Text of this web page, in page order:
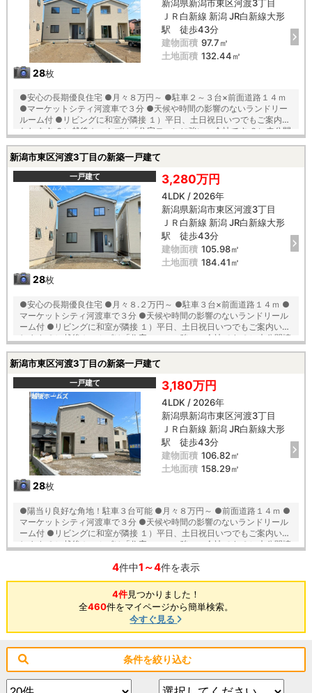
28枚
新潟県新潟市東区河渡3丁目
ＪＲ白新線 新潟 JR白新線大形
駅 徒歩43分
建物面積 97.7㎡
土地面積 132.44㎡
●安心の長期優良住宅 ●月々８万円～ ●駐車２～３台×前面道路１４ｍ
●マーケットシティ河渡車で３分 ●天候や時間の影響のないランドリー
ルーム付 ●リビングに和室が隣接 １）平日、土日祝日いつでもご案内い
たします ２）越後ホームズは「住宅ローンに強い」会社です ３）未公開
キャンペーン実施中 ■自動洗浄機能付きの外壁サイディング ■地震に強
い「耐震等級３」の家！ ■厳しい第三者機関検査による「住宅性能評
価」W取得 ■「ベタ基礎」「地盤改良工事」実施 ■安心の建物１０年保
証（最大３５年まで延長可） ■年中無休のアフターサービスコールセン
ター設置 ■浴室乾燥機で天候に左右されずお洗濯が可能 【教育】 東山の
下小学校 徒歩１７分 藤見中学校 徒歩１４分
新潟市東区河渡3丁目の新築一戸建て
一戸建て
28枚
3,280万円
4LDK / 2026年
新潟県新潟市東区河渡3丁目
ＪＲ白新線 新潟 JR白新線大形
駅 徒歩43分
建物面積 105.98㎡
土地面積 184.41㎡
●安心の長期優良住宅 ●月々８.２万円～ ●駐車３台×前面道路１４ｍ ●
マーケットシティ河渡車で３分 ●天候や時間の影響のないランドリール
ーム付 ●リビングに和室が隣接 １）平日、土日祝日いつでもご案内いた
します ２）越後ホームズは「住宅ローンに強い」会社です ３）未公開情
ャンペーン実施中 ■自動洗浄機能付きの外壁サイディング ■地震に強い
「耐震等級３」の家！ ■厳しい第三者機関検査による「住宅性能評価」
W取得 ■「ベタ基礎」「地盤改良工事」実施 ■安心の建物１０年保証
（最大３５年まで延長可） ■年中無休のアフターサービスコールセンタ
ー設置 ■浴室乾燥機で天候に左右されずお洗濯が可能 【教育】 東山の下
小学校 徒歩１７分 藤見中学校 徒歩１４分
新潟市東区河渡3丁目の新築一戸建て
一戸建て
28枚
3,180万円
4LDK / 2026年
新潟県新潟市東区河渡3丁目
ＪＲ白新線 新潟 JR白新線大形
駅 徒歩43分
建物面積 106.82㎡
土地面積 158.29㎡
●陽当り良好な角地！駐車３台可能 ●月々８万円～ ●前面道路１４ｍ ●
マーケットシティ河渡車で３分 ●天候や時間の影響のないランドリール
ーム付 ●リビングに和室が隣接 １）平日、土日祝日いつでもご案内いた
します ２）越後ホームズは「住宅ローンに強い」会社です ３）未公開情
W取得 ■「ベタ基礎」「地盤改良工事」実施 ■安心の建物１０年保証
（最大３５年まで延長可） ■年中無休のアフターサービスコールセンタ
ー設置 ■浴室乾燥機で天候に左右されずお洗濯が可能 【教育】 東山の下
小学校 徒歩１７分 藤見中学校 徒歩１４分
4件中1～4件を表示
4件見つかりました！
全460件をマイページから簡単検索。
今すぐ見る
条件を絞り込む